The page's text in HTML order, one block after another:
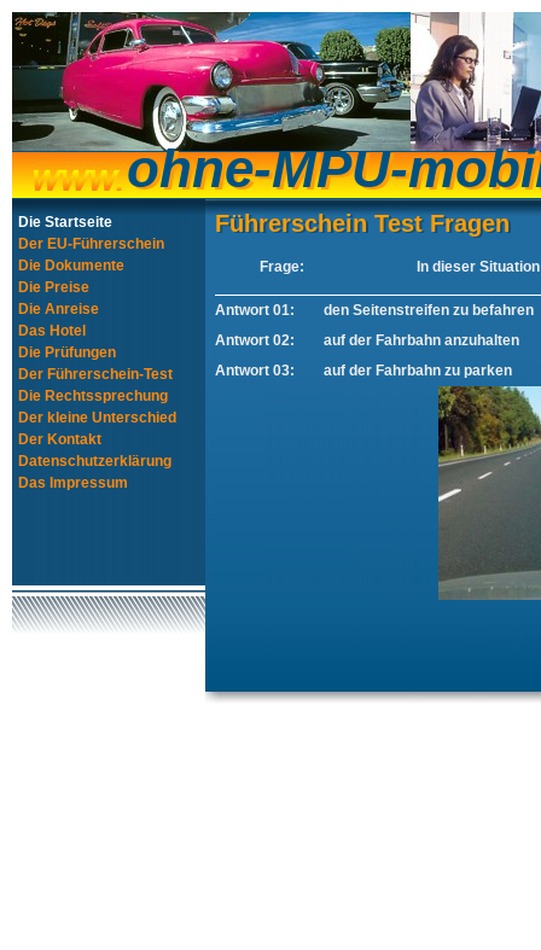
ohne-MPU-
ohne-MPU-
Die Startseite
Der EU-Führerschein
Die Dokumente
Die Preise
Die Anreise
Das Hotel
Die Prüfungen
Der Führerschein-Test
Die Rechtssprechung
Der kleine Unterschied
Der Kontakt
Datenschutzerklärung
Das Impressum
Führerschein Test Fragen
Führerschein Test Fragen
Frage: In dieser
Antwort 01:
den Seitenstreifen zu befahren
Antwort 02:
auf der Fahrbahn anzuhalten
Antwort 03:
auf der Fahrbahn zu parken